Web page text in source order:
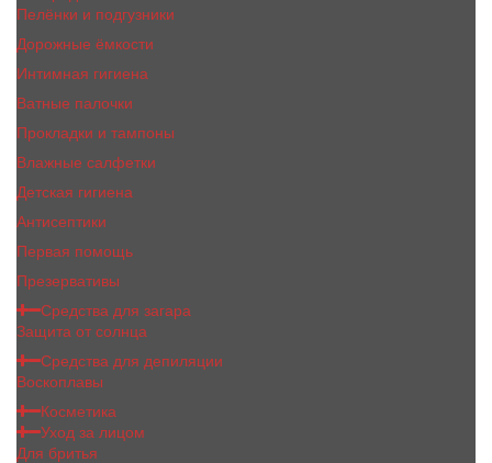
Пелёнки и подгузники
Дорожные ёмкости
Интимная гигиена
Ватные палочки
Прокладки и тампоны
Влажные салфетки
Детская гигиена
Антисептики
Первая помощь
Презервативы
Средства для загара
Защита от солнца
Средства для депиляции
Воскоплавы
Косметика
Уход за лицом
Для бритья